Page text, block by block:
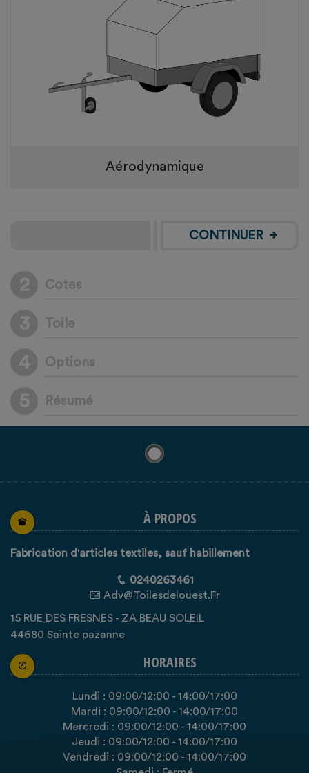
Aérodynamique
CONTINUER
2 Cotes
3 Toile
4 Options
5 Résumé
À PROPOS
Fabrication d'articles textiles, sauf habillement
0240263461
Adv@toilesdelouest.fr
15 RUE DES FRESNES - ZA BEAU SOLEIL
44680 Sainte pazanne
HORAIRES
Lundi : 09:00/12:00 - 14:00/17:00
Mardi : 09:00/12:00 - 14:00/17:00
Mercredi : 09:00/12:00 - 14:00/17:00
Jeudi : 09:00/12:00 - 14:00/17:00
Vendredi : 09:00/12:00 - 14:00/17:00